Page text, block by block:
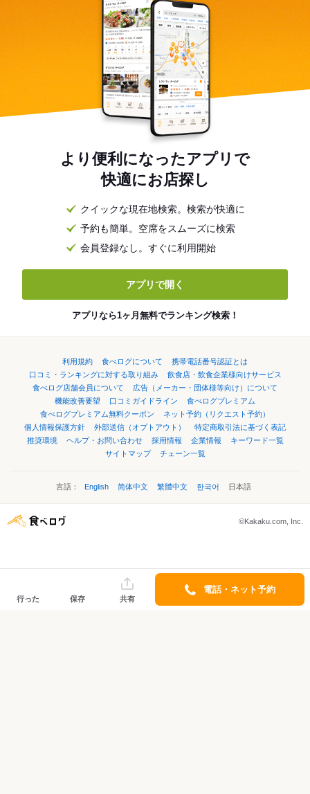
より便利になったアプリで
快適にお店探し
クイックな現在地検索。検索が快適に
予約も簡単。空席をスムーズに検索
会員登録なし。すぐに利用開始
アプリで開く
アプリなら1ヶ月無料でランキング検索！
利用規約 食べログについて
携帯電話番号認証とは
口コミ・ランキングに対する取り組み
飲食店・飲食企業様向けサービス
食べログ店舗会員について
広告（メーカー・団体様等向け）について
機能改善要望
口コミガイドライン
食べログプレミアム
食べログプレミアム無料クーポン
ネット予約（リクエスト予約）
個人情報保護方針
外部送信（オプトアウト）
特定商取引法に基づく表記
推奨環境
ヘルプ・お問い合わせ 採用情報 企業情報
キーワード一覧
サイトマップ
チェーン一覧
言語： English 简体中文 繁體中文 한국어 日本語
©Kakaku.com, Inc.
行った 保存 共有
電話・ネット予約